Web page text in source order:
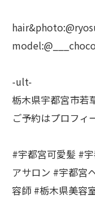
-ult-
栃木県宇都宮市若
ご予約はプロフ
#宇都宮可愛髪 #
アサロン #宇都宮
容師 #栃木県美容